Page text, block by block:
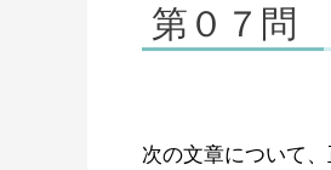
第０７問
次の文章について